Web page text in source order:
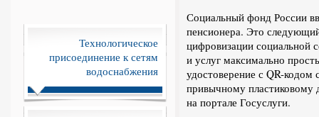
Технологическое
присоединение к сетям
водоснабжения
Социальный фонд России
пенсионера. Это
цифровизации социальной
и услуг максимально
удостоверение с QR-кодом
привычному пластиковому
на портале Госуслуги.